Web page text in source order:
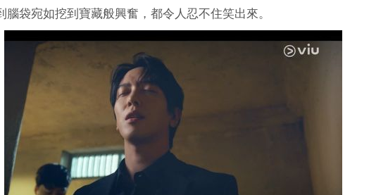
腦袋宛如挖到寶藏般興奮，都令人忍不住笑出來。